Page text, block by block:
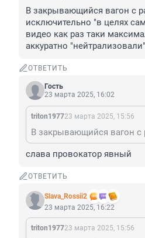
В закрывающийся вагон с
исключительно "в целях
видео как раз таки
аккуратно
ОТВЕТИТЬ
Гость
23 марта 2025, 16:02
triton197723 марта 2025, 15:56
слава провокатор явный
ОТВЕТИТЬ
Slava_Rossii2
23 марта 2025, 16:22
triton197723 марта 2025, 15:56